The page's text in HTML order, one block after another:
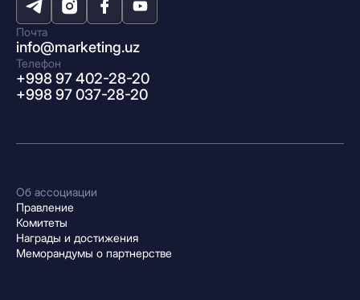
Почта
info@marketing.uz
Телефон
+998 97 402-28-20
+998 97 037-28-20
Об ассоциации
Правление
Комитеты
Награды и достижения
Меморандумы о партнерстве